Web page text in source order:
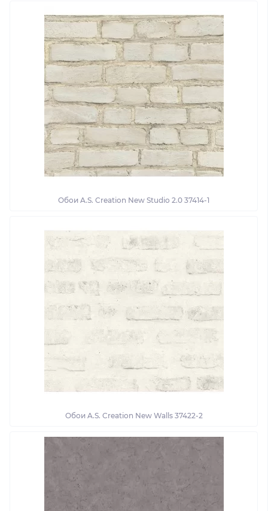
Обои A.S. Creation New Studio 2.0 37414-1
Обои A.S. Creation New Walls 37422-2